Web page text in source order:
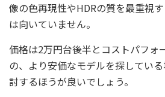
像の色再現性やHDRの質を最重視
は向いていません。
価格は2万円台後半とコストパフォ
の、より安価なモデルを探してい
討するほうが良いでしょう。